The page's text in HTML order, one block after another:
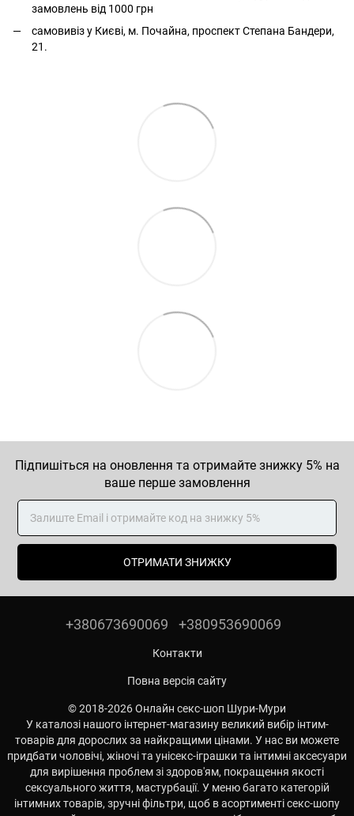
замовлень від 1000 грн
самовивіз у Києві, м. Почайна, проспект Степана Бандери,
21.
Підпишіться на оновлення та отримайте знижку 5% на
ваше перше замовлення
ОТРИМАТИ ЗНИЖКУ
+380673690069 +380953690069
Контакти
Повна версія сайту
© 2018-2026 Онлайн секс-шоп Шури-Мури
У каталозі нашого інтернет-магазину великий вибір інтим-
товарів для дорослих за найкращими цінами. У нас ви можете
придбати чоловічі, жіночі та унісекс-іграшки та інтимні аксесуари
для вирішення проблем зі здоров'ям, покращення якості
сексуального життя, мастурбації. У меню багато категорій
інтимних товарів, зручні фільтри, щоб в асортименті секс-шопу